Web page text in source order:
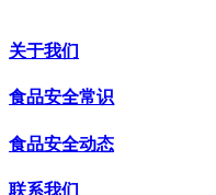
关于我们
食品安全常识
食品安全动态
联系我们